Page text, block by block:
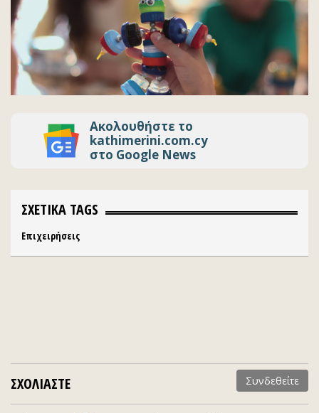
Ακολουθήστε το
kathimerini.com.cy
στο Google News
ΣΧΕΤΙΚΑ TAGS
Επιχειρήσεις
ΣΧΟΛΙΑΣΤΕ Συνδεθείτε